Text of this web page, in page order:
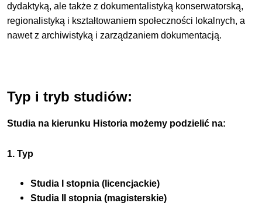
dydaktyką, ale także z dokumentalistyką konserwatorską,
regionalistyką i kształtowaniem społeczności lokalnych, a
nawet z archiwistyką i zarządzaniem dokumentacją.
Typ i tryb studiów:
Studia na kierunku Historia możemy podzielić na:
1. Typ
Studia I stopnia (licencjackie)
Studia II stopnia (magisterskie)